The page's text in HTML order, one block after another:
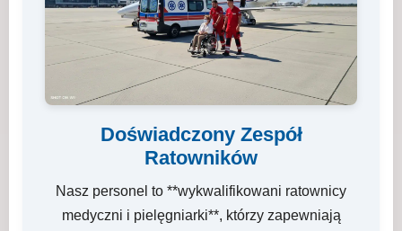
Doświadczony Zespół
Ratowników
Nasz personel to **wykwalifikowani ratownicy
medyczni i pielęgniarki**, którzy zapewniają